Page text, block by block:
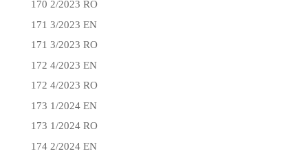
170 2/2023 RO
171 3/2023 EN
171 3/2023 RO
172 4/2023 EN
172 4/2023 RO
173 1/2024 EN
173 1/2024 RO
174 2/2024 EN